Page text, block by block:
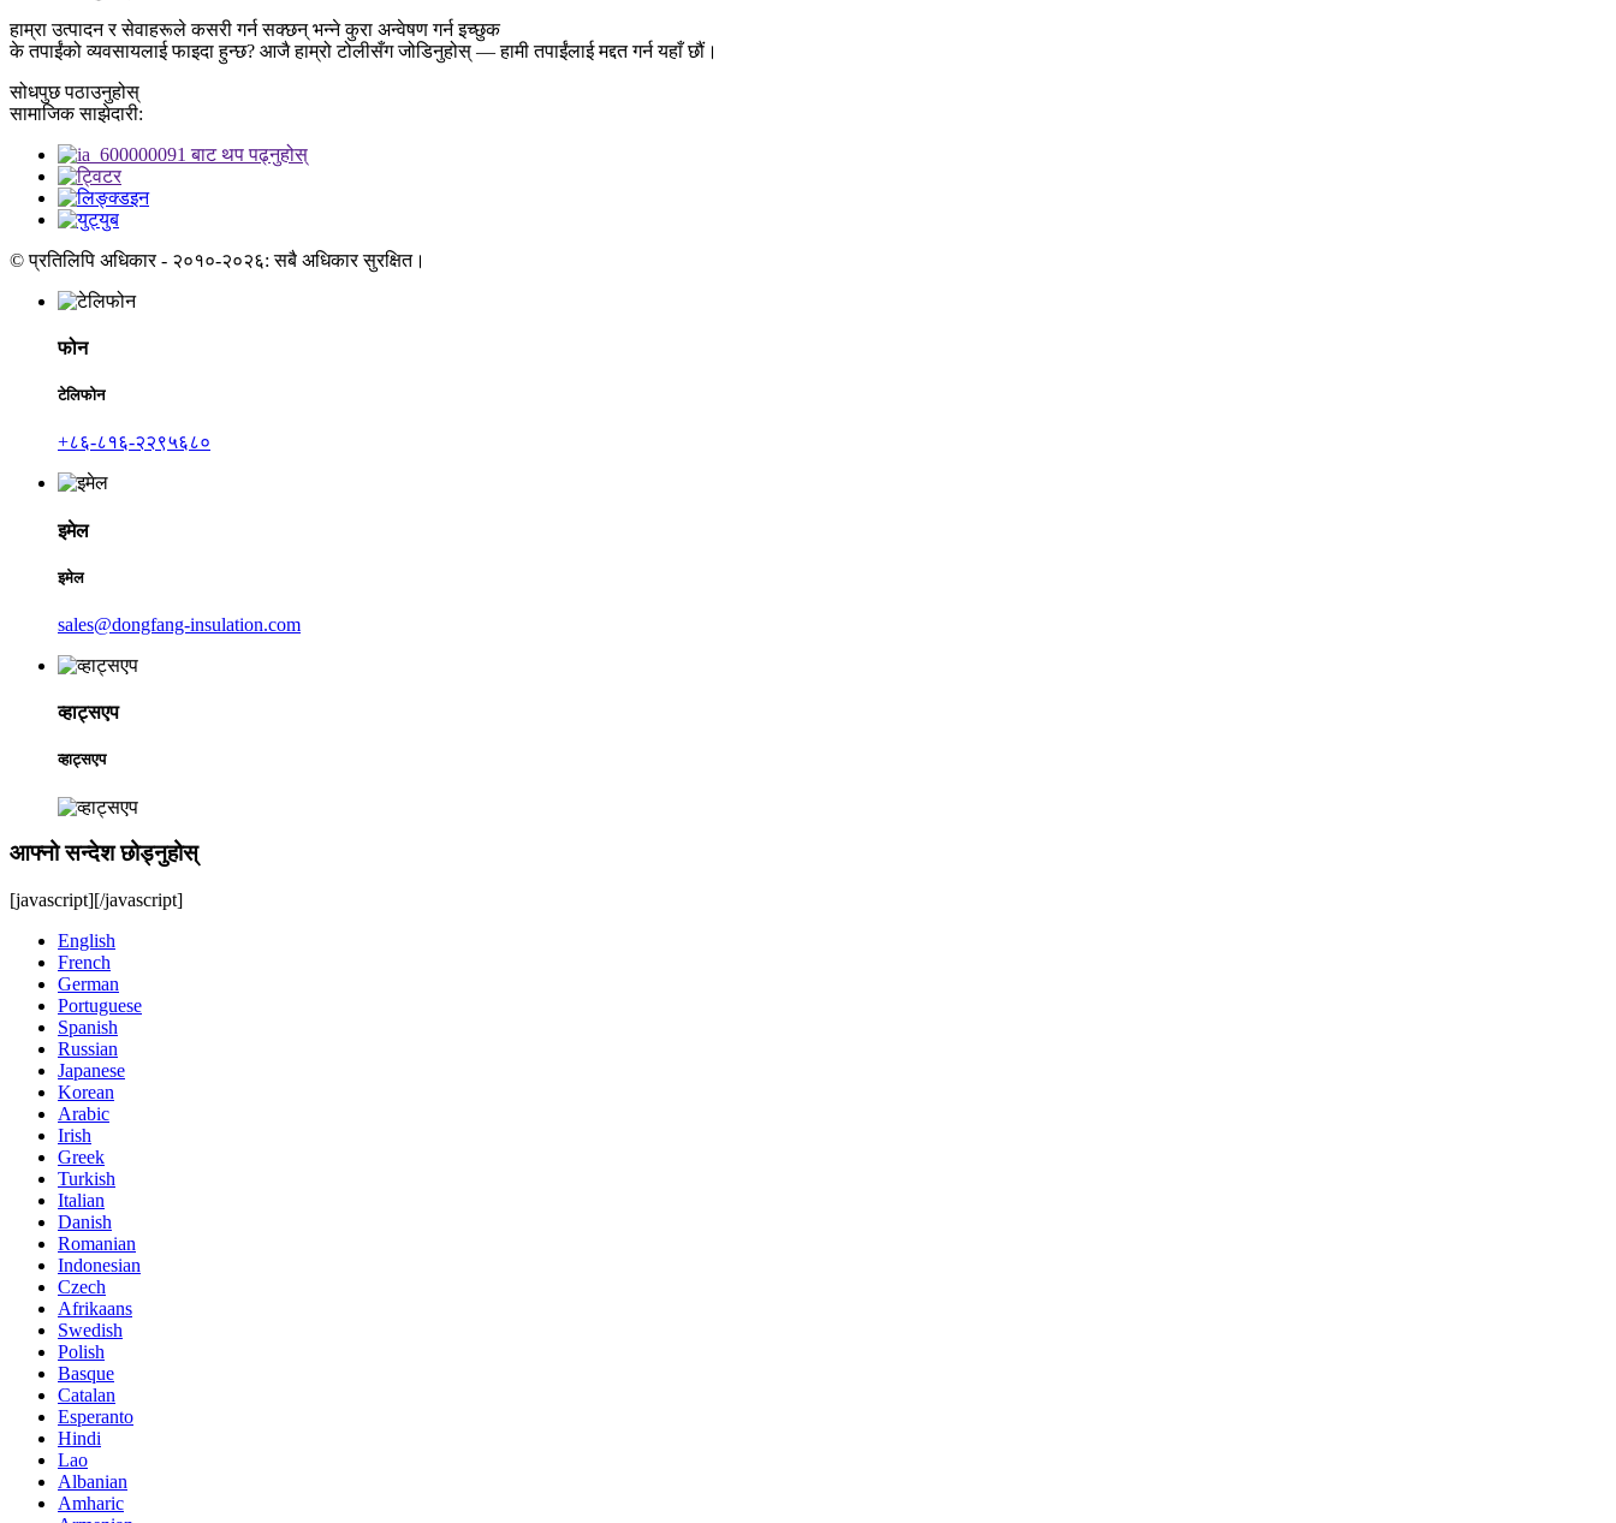
हाम्रा उत्पादन र सेवाहरूले कसरी गर्न सक्छन् भन्ने कुरा अन्वेषण गर्न इच्छुक
के तपाईंको व्यवसायलाई फाइदा हुन्छ? आजै हाम्रो टोलीसँग जोडिनुहोस् — हामी तपाईंलाई मद्दत गर्न यहाँ छौं।
सोधपुछ पठाउनुहोस्
सामाजिक साझेदारी:
© प्रतिलिपि अधिकार - २०१०-२०२६: सबै अधिकार सुरक्षित।
फोन
टेलिफोन
+८६-८१६-२२९५६८०
इमेल
इमेल
sales@dongfang-insulation.com
व्हाट्सएप
व्हाट्सएप
आफ्नो सन्देश छोड्नुहोस्
[javascript][/javascript]
English
French
German
Portuguese
Spanish
Russian
Japanese
Korean
Arabic
Irish
Greek
Turkish
Italian
Danish
Romanian
Indonesian
Czech
Afrikaans
Swedish
Polish
Basque
Catalan
Esperanto
Hindi
Lao
Albanian
Amharic